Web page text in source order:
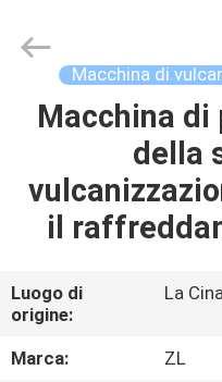
CASA
PRODOTTI
CIRCA
NOI
Instrument
Technology
Reserved.
Macchina di
Macchina di
della
il
Luogo di
origine:
La
Marca:
ZL